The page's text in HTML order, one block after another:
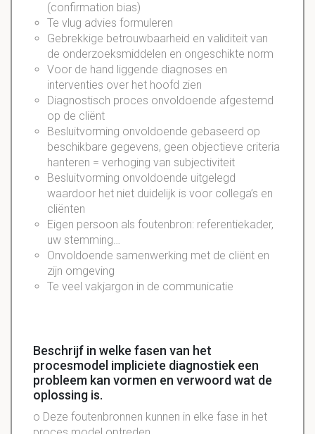
(confirmation bias)
Te vlug advies formuleren
Gebrekkige betrouwbaarheid en validiteit van
de onderzoeksmiddelen en ongeschikte norm
Voor de hand liggende diagnoses en
interventies over het hoofd zien
Diagnostisch proces onvoldoende afgestemd
op de cliënt
Besluitvorming onvoldoende gebaseerd op
beschikbare gegevens, geen objectieve criteria
hanteren = verhoging van subjectiviteit
Besluitvorming onvoldoende uitgelegd
waardoor het niet duidelijk is voor collega’s en
cliënten
Eigen persoon als foutenbron: referentiekader,
uw stemming…
Onvoldoende samenwerking met de cliënt en
zijn omgeving
Te veel vakjargon in de communicatie
Beschrijf in welke fasen van het
procesmodel impliciete diagnostiek een
probleem kan vormen en verwoord wat de
oplossing is.
o Deze foutenbronnen kunnen in elke fase in het